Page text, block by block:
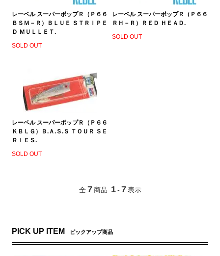
レーベル スーパーポップＲ（Ｐ６６
ＢＳＭ－Ｒ）ＢＬＵＥ ＳＴＲＩＰＥ
Ｄ ＭＵＬＬＥＴ.
SOLD OUT
レーベル スーパーポップＲ（Ｐ６６
ＲＨ－Ｒ）ＲＥＤ ＨＥＡＤ.
SOLD OUT
レーベル スーパーポップＲ（Ｐ６６
ＫＢＬＧ）Ｂ.Ａ.Ｓ.Ｓ ＴＯＵＲ ＳＥ
ＲＩＥＳ.
SOLD OUT
全 7 商品 1 - 7 表示
PICK UP ITEM ピックアップ商品